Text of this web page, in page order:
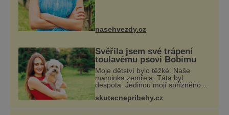
nasehvezdy.cz
Svěřila jsem své trápení
toulavému psovi Bobimu
Moje dětství bylo těžké. Naše
maminka zemřela. Táta byl
despota. Jedinou mojí spřízněnou
Doma jsem jako dítě měla peklo.
skutecnepribehy.cz